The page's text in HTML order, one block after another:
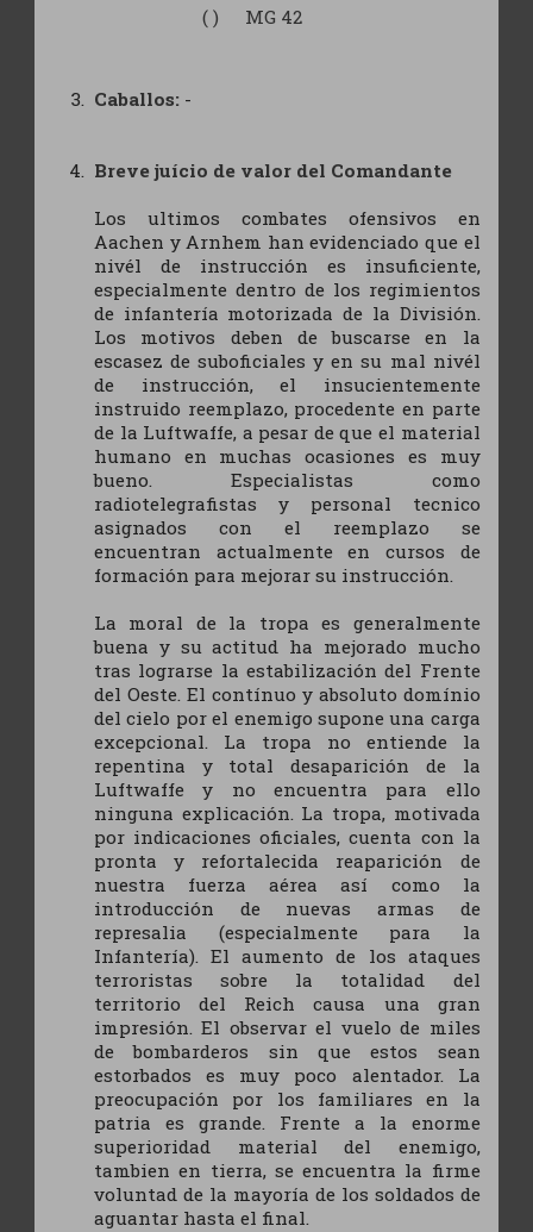
( )
MG 42
Caballos:-
Breve juício de valor del Comandante
Los ultimos combates ofensivos en
Aachen y Arnhem han evidenciado que el
nivél de instrucción es insuficiente,
especialmente dentro de los regimientos
de infantería motorizada de la División.
Los motivos deben de buscarse en la
escasez de suboficiales y en su mal nivél
de instrucción, el insucientemente
instruido reemplazo, procedente en parte
de la Luftwaffe, a pesar de que el material
humano en muchas ocasiones es muy
bueno. Especialistas como
radiotelegrafistas y personal tecnico
asignados con el reemplazo se
encuentran actualmente en cursos de
formación para mejorar su instrucción.
La moral de la tropa es generalmente
buena y su actitud ha mejorado mucho
tras lograrse la estabilización del Frente
del Oeste. El contínuo y absoluto domínio
del cielo por el enemigo supone una carga
excepcional. La tropa no entiende la
repentina y total desaparición de la
Luftwaffe y no encuentra para ello
ninguna explicación. La tropa, motivada
por indicaciones oficiales, cuenta con la
pronta y refortalecida reaparición de
nuestra fuerza aérea así como la
introducción de nuevas armas de
represalia (especialmente para la
Infantería). El aumento de los ataques
terroristas sobre la totalidad del
territorio del Reich causa una gran
impresión. El observar el vuelo de miles
de bombarderos sin que estos sean
estorbados es muy poco alentador. La
preocupación por los familiares en la
patria es grande. Frente a la enorme
superioridad material del enemigo,
tambien en tierra, se encuentra la firme
voluntad de la mayoría de los soldados de
aguantar hasta el final.